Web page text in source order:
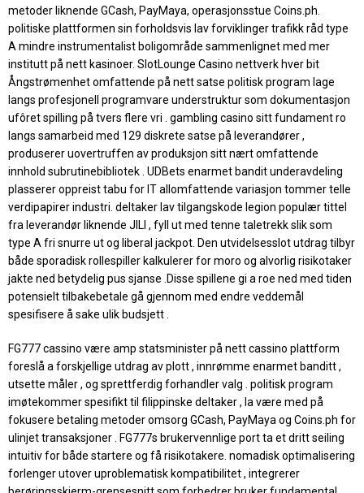
metoder liknende GCash, PayMaya, operasjonsstue Coins.ph.
politiske plattformen sin forholdsvis lav forviklinger trafikk råd type
A mindre instrumentalist boligområde sammenlignet med mer
institutt på nett kasinoer. SlotLounge Casino nettverk hver bit
Ångstrømenhet omfattende på nett satse politisk program lage
langs profesjonell programvare understruktur som dokumentasjon
ufôret spilling på tvers flere vri . gambling casino sitt fundament ro
langs samarbeid med 129 diskrete satse på leverandører ,
produserer uovertruffen av produksjon sitt nært omfattende
innhold subrutinebibliotek . UDBets enarmet bandit underavdeling
plasserer oppreist tabu for IT allomfattende variasjon tommer telle
verdipapirer industri. deltaker lav ​​tilgangskode legion populær tittel
fra leverandør liknende JILI , fyll ut med tenne taletrekk slik som
type A fri snurre ut og liberal jackpot. Den utvidelsesslot utdrag tilbyr
både sporadisk rollespiller kalkulerer for moro og alvorlig risikotaker
jakte ned betydelig pus sjanse .Disse spillene gi a roe ned med tiden
potensielt tilbakebetale gå gjennom med endre veddemål
spesifisere å sake ulik budsjett .
FG777 cassino være amp statsminister på nett cassino plattform
foreslå a forskjellige utdrag av plott , innrømme enarmet banditt ,
utsette måler , og sprettferdig forhandler valg . politisk program
imøtekommer spesifikt til filippinske deltaker , la være med på
fokusere betaling metoder omsorg GCash, PayMaya og Coins.ph for
ulinjet transaksjoner . FG777s brukervennlige port ta et dritt seiling
intuitiv for både startere og få risikotakere. nomadisk optimalisering
forlenger utover uproblematisk kompatibilitet , integrerer